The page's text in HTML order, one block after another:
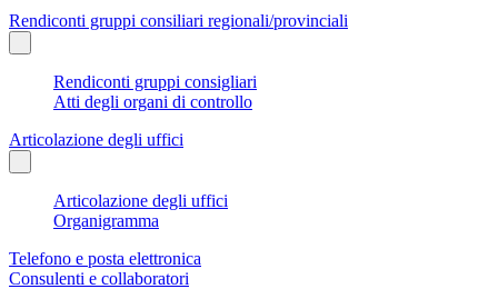
Rendiconti gruppi consiliari regionali/provinciali
Rendiconti gruppi consigliari
Atti degli organi di controllo
Articolazione degli uffici
Articolazione degli uffici
Organigramma
Telefono e posta elettronica
Consulenti e collaboratori